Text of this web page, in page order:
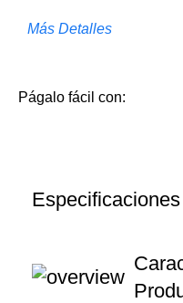
Más Detalles
Págalo fácil con:
Especificaciones